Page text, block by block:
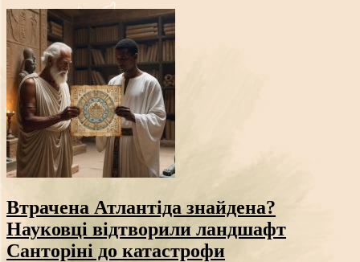
Втрачена Атлантіда знайдена?
Науковці відтворили ландшафт
Санторіні до катастрофи